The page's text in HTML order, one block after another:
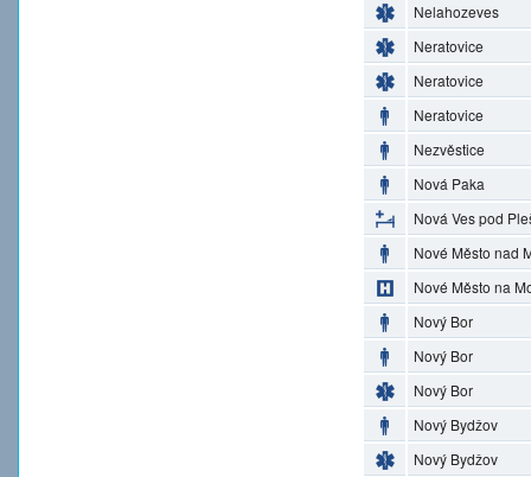
Nelahozeves
Neratovice
Neratovice
Neratovice
Nezvěstice
Nová Paka
Nová Ves pod
Nové Město nad
Nové Město na
Nový Bor
Nový Bor
Nový Bor
Nový Bydžov
Nový Bydžov